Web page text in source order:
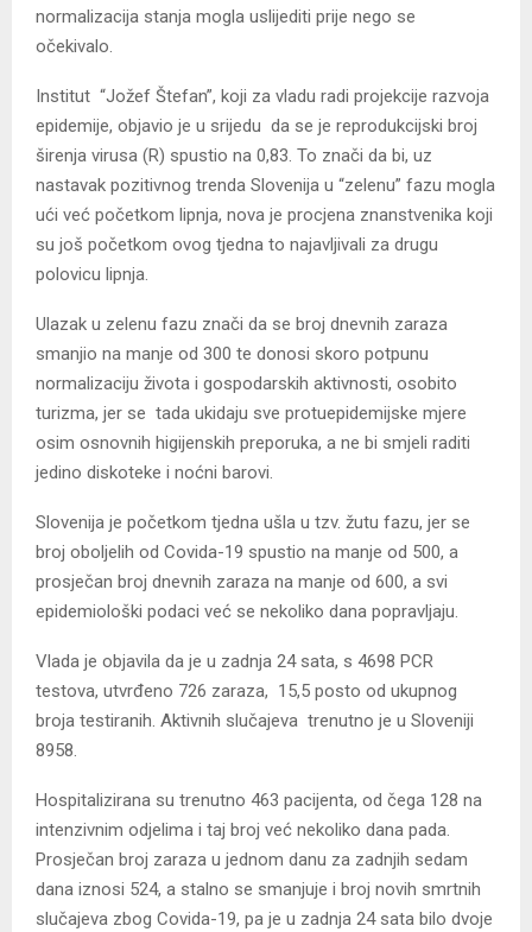
normalizacija stanja mogla uslijediti prije nego se
očekivalo.
Institut “Jožef Štefan”, koji za vladu radi projekcije razvoja
epidemije, objavio je u srijedu da se je reprodukcijski broj
širenja virusa (R) spustio na 0,83. To znači da bi, uz
nastavak pozitivnog trenda Slovenija u “zelenu” fazu mogla
ući već početkom lipnja, nova je procjena znanstvenika koji
su još početkom ovog tjedna to najavljivali za drugu
polovicu lipnja.
Ulazak u zelenu fazu znači da se broj dnevnih zaraza
smanjio na manje od 300 te donosi skoro potpunu
normalizaciju života i gospodarskih aktivnosti, osobito
turizma, jer se tada ukidaju sve protuepidemijske mjere
osim osnovnih higijenskih preporuka, a ne bi smjeli raditi
jedino diskoteke i noćni barovi.
Slovenija je početkom tjedna ušla u tzv. žutu fazu, jer se
broj oboljelih od Covida-19 spustio na manje od 500, a
prosječan broj dnevnih zaraza na manje od 600, a svi
epidemiološki podaci već se nekoliko dana popravljaju.
Vlada je objavila da je u zadnja 24 sata, s 4698 PCR
testova, utvrđeno 726 zaraza, 15,5 posto od ukupnog
broja testiranih. Aktivnih slučajeva trenutno je u Sloveniji
8958.
Hospitalizirana su trenutno 463 pacijenta, od čega 128 na
intenzivnim odjelima i taj broj već nekoliko dana pada.
Prosječan broj zaraza u jednom danu za zadnjih sedam
dana iznosi 524, a stalno se smanjuje i broj novih smrtnih
slučajeva zbog Covida-19, pa je u zadnja 24 sata bilo dvoje